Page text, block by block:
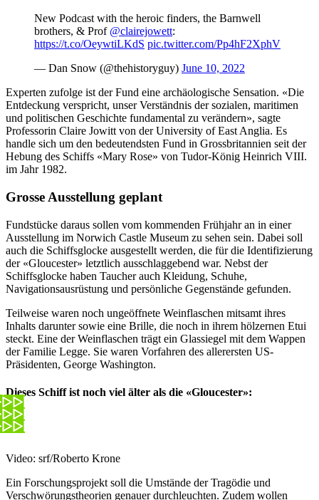
New Podcast with the heroic finders, the Barnwell
brothers, & Prof @clairejowett:
https://t.co/OeywtiLKdS pic.twitter.com/Pp4hF2XphV
— Dan Snow (@thehistoryguy) June 10, 2022
Experten zufolge ist der Fund eine archäologische Sensation. «Die
Entdeckung verspricht, unser Verständnis der sozialen, maritimen
und politischen Geschichte fundamental zu verändern», sagte
Professorin Claire Jowitt von der University of East Anglia. Es
handle sich um den bedeutendsten Fund in Grossbritannien seit der
Hebung des Schiffs «Mary Rose» von Tudor-König Heinrich VIII.
im Jahr 1982.
Grosse Ausstellung geplant
Fundstücke daraus sollen vom kommenden Frühjahr an in einer
Ausstellung im Norwich Castle Museum zu sehen sein. Dabei soll
auch die Schiffsglocke ausgestellt werden, die für die Identifizierung
der «Gloucester» letztlich ausschlaggebend war. Nebst der
Schiffsglocke haben Taucher auch Kleidung, Schuhe,
Navigationsausrüstung und persönliche Gegenstände gefunden.
Teilweise waren noch ungeöffnete Weinflaschen mitsamt ihres
Inhalts darunter sowie eine Brille, die noch in ihrem hölzernen Etui
steckt. Eine der Weinflaschen trägt ein Glassiegel mit dem Wappen
der Familie Legge. Sie waren Vorfahren des allerersten US-
Präsidenten, George Washington.
Dieses Schiff ist noch viel älter als die «Gloucester»:
Video: srf/Roberto Krone
Ein Forschungsprojekt soll die Umstände der Tragödie und
Verschwörungstheorien genauer durchleuchten. Zudem wollen